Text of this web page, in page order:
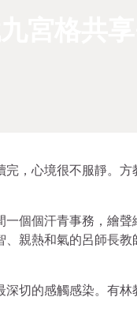
，心境很不服靜。方
個個汗青事務，繪
親熱和氣的呂師長
切的感觸感染。有